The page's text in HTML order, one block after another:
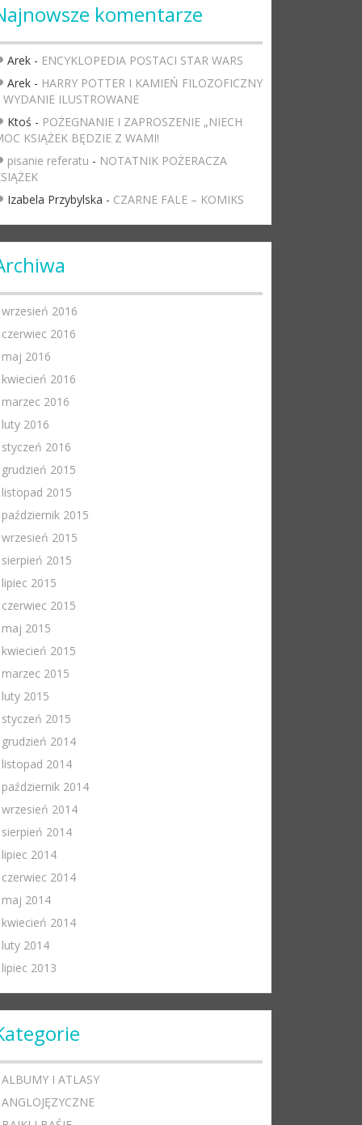
komentarze
Arek - ENCYKLOPEDIA POSTACI STAR WARS
Arek - HARRY POTTER I KAMIEŃ FILOZOFICZNY
WYDANIE ILUSTROWANE
Ktoś - POŻEGNANIE I ZAPROSZENIE „NIECH
KSIĄŻEK BĘDZIE Z WAMI!
pisanie referatu - NOTATNIK POŻERACZA
Izabela Przybylska - CZARNE FALE – KOMIKS
wrzesień 2016
czerwiec 2016
maj 2016
kwiecień 2016
marzec 2016
luty 2016
styczeń 2016
grudzień 2015
listopad 2015
październik 2015
wrzesień 2015
sierpień 2015
lipiec 2015
czerwiec 2015
maj 2015
kwiecień 2015
marzec 2015
luty 2015
styczeń 2015
grudzień 2014
listopad 2014
październik 2014
wrzesień 2014
sierpień 2014
lipiec 2014
czerwiec 2014
maj 2014
kwiecień 2014
luty 2014
lipiec 2013
ALBUMY I ATLASY
ANGLOJĘZYCZNE